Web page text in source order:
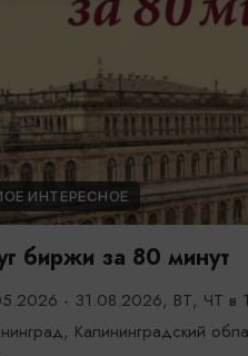
ИНТЕРЕСНОЕ
биржи за 80 минут
- 31.08.2026, ВТ, ЧТ в
Калининградский